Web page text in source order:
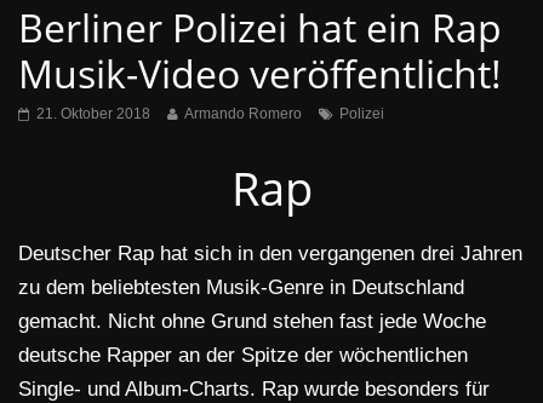
Berliner Polizei hat ein Rap
Musik-Video veröffentlicht!
21. Oktober 2018 Armando Romero Polizei
Rap
Deutscher Rap hat sich in den vergangenen drei Jahren
zu dem beliebtesten Musik-Genre in Deutschland
gemacht. Nicht ohne Grund stehen fast jede Woche
deutsche Rapper an der Spitze der wöchentlichen
Single- und Album-Charts. Rap wurde besonders für